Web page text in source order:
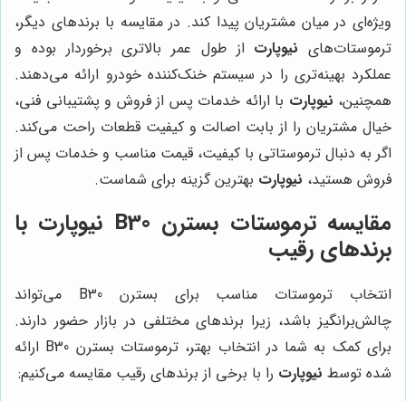
ویژه‌ای در میان مشتریان پیدا کند. در مقایسه با برندهای دیگر،
ترموستات‌های نیوپارت از طول عمر بالاتری برخوردار بوده و
عملکرد بهینه‌تری را در سیستم خنک‌کننده خودرو ارائه می‌دهند.
همچنین، نیوپارت با ارائه خدمات پس از فروش و پشتیبانی فنی،
خیال مشتریان را از بابت اصالت و کیفیت قطعات راحت می‌کند.
اگر به دنبال ترموستاتی با کیفیت، قیمت مناسب و خدمات پس از
فروش هستید، نیوپارت بهترین گزینه برای شماست.
مقایسه ترموستات بسترن B30 نیوپارت با
برندهای رقیب
انتخاب ترموستات مناسب برای بسترن B30 می‌تواند
چالش‌برانگیز باشد، زیرا برندهای مختلفی در بازار حضور دارند.
برای کمک به شما در انتخاب بهتر، ترموستات بسترن B30 ارائه
شده توسط نیوپارت را با برخی از برندهای رقیب مقایسه می‌کنیم: